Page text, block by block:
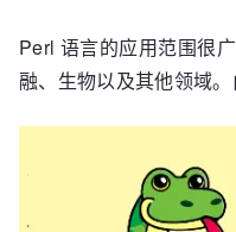
Perl 语言的应用范围很
融、生物以及其他领域